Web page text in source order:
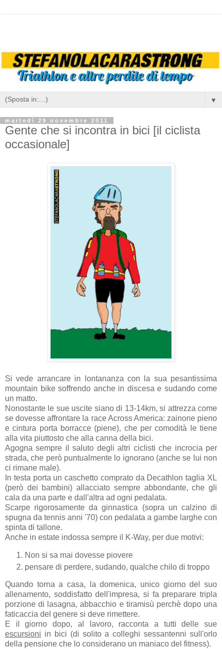
▼
martedì 29 novembre 2011
Gente che si incontra in bici [il ciclista
occasionale]
Si vede arrancare in lontananza con la sua pesantissima
mountain bike soffrendo anche in discesa e sudando come
un matto.
Nonostante le sue uscite siano di 13-14km, si attrezza come
se dovesse affrontare la race Across America: zainone pieno
e cintura porta borracce (piene), che per comodità le tiene
alla vita piuttosto che alla canna della bici.
Agogna sempre il saluto degli altri ciclisti che incrocia per
strada, che però puntualmente lo ignorano (anche se lui non
ci rimane male).
In testa porta un caschetto comprato da Decathlon taglia XL
(però dei bambini) allacciato sempre abbondante, che gli
cala da una parte e dall'altra ad ogni pedalata.
Scarpe rigorosamente da ginnastica (sopra un calzino di
spugna da tennis anni '70) con pedalata a gambe larghe con
spinta di tallone.
Anche in estate indossa sempre il K-Way, per due motivi:
Non si sa mai dovesse piovere
pensare di perdere, sudando, qualche chilo di troppo
Quando torna a casa, la domenica, unico giorno del suo
allenamento, soddisfatto dell'impresa, si fa preparare tripla
porzione di lasagna, abbacchio e tiramisù perchè dopo una
faticaccia del genere si deve rimettere.
E il giorno dopo, al lavoro, racconta a tutti delle sue
escursioni in bici (di solito a colleghi sessantenni sull'orlo
della pensione che lo considerano un maniaco del fitness).